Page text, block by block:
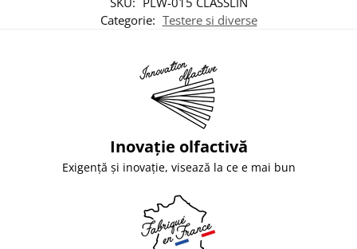
Categorie: Testere si diverse
Inovație olfactivă
Exigență și inovație, visează la ce e mai bun